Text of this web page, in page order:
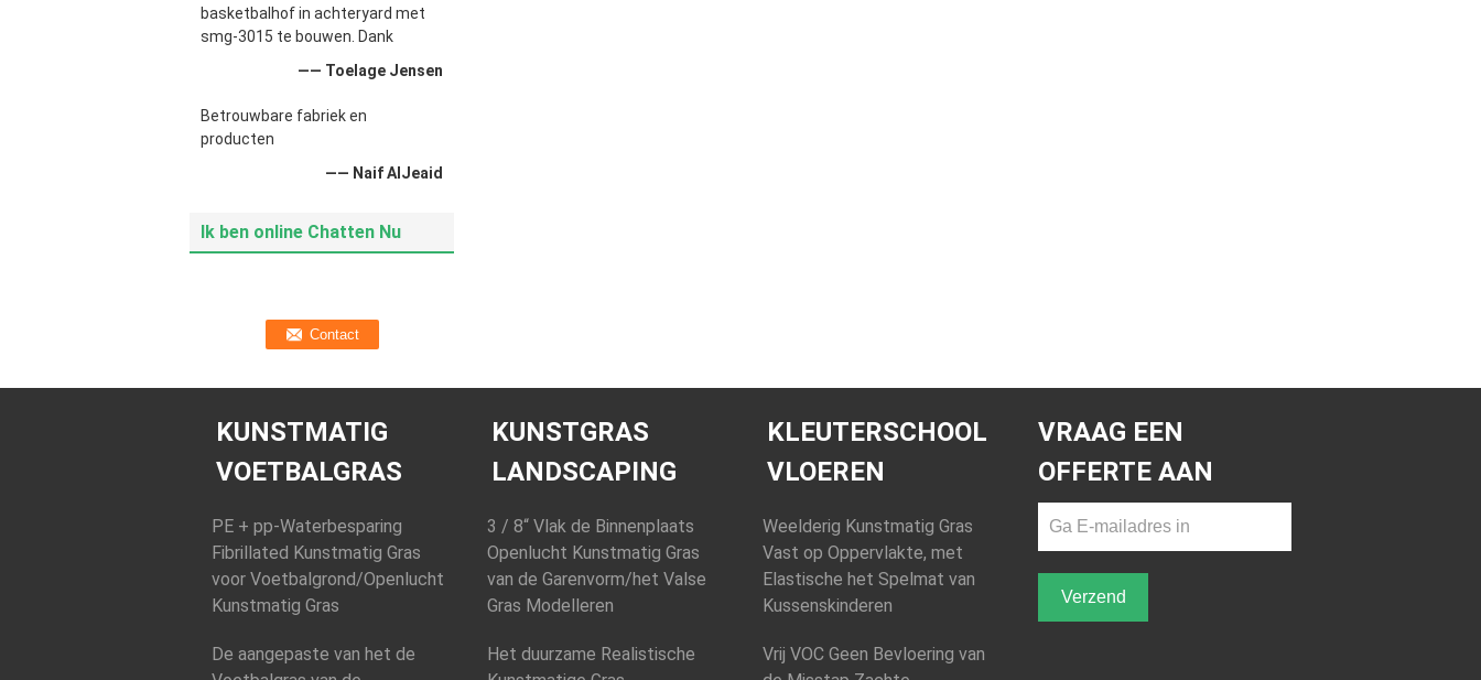
basketbalhof in achteryard met
smg-3015 te bouwen. Dank
—— Toelage Jensen
Betrouwbare fabriek en
producten
—— Naif AlJeaid
Ik ben online Chatten Nu
KUNSTMATIG
VOETBALGRAS
PE + pp-Waterbesparing
Fibrillated Kunstmatig Gras
voor Voetbalgrond/Openlucht
Kunstmatig Gras
De aangepaste van het de
KUNSTGRAS
LANDSCAPING
3 / 8“ Vlak de Binnenplaats
Openlucht Kunstmatig Gras
van de Garenvorm/het Valse
Gras Modelleren
Het duurzame Realistische
KLEUTERSCHOOL
VLOEREN
Weelderig Kunstmatig Gras
Vast op Oppervlakte, met
Elastische het Spelmat van
Kussenskinderen
Vrij VOC Geen Bevloering van
VRAAG EEN
OFFERTE AAN
Verzend